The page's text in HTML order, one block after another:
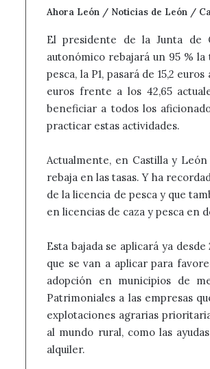
Ahora León / Noticias de León /
El presidente de la Junta de
autonómico rebajará un 95 %
pesca, la P1, pasará de 15,2
euros frente a los 42,65
beneficiar a todos los
practicar estas actividades.
Actualmente, en Castilla y León
rebaja en las tasas. Y ha
de la licencia de pesca y que
en licencias de caza y pesca en
Esta bajada se aplicará ya
que se van a aplicar para
adopción en municipios de
Patrimoniales a las empresas
explotaciones agrarias
al mundo rural, como las
alquiler.